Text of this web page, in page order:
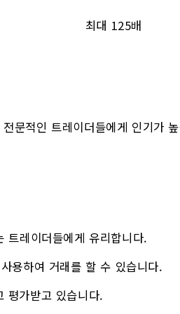
최대 125배
문적인 트레이더들에게 인기가
트레이더들에게 유리합니다.
용하여 거래를 할 수 있습니다.
평가받고 있습니다.